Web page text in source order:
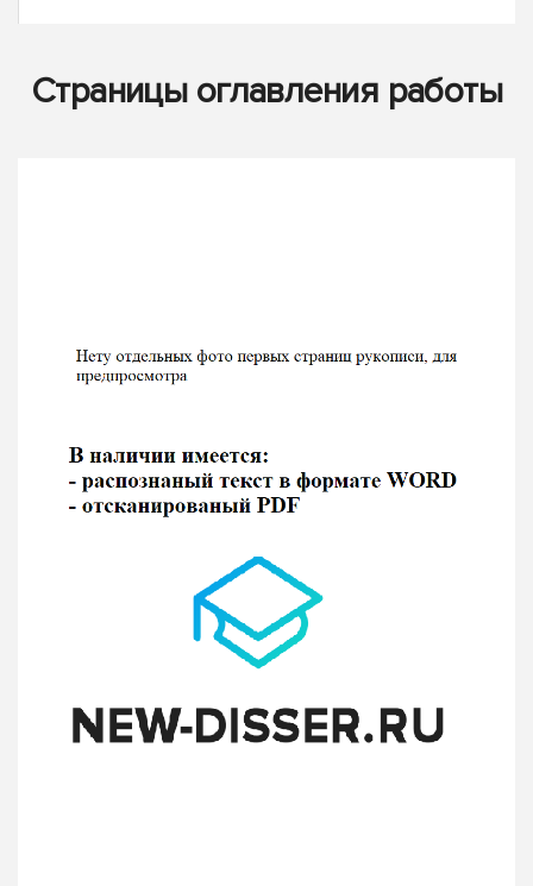
Страницы оглавления работы